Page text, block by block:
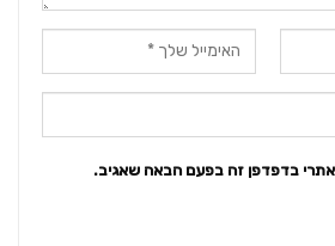
בדפדפן זה בפעם הבאה שאגיב.